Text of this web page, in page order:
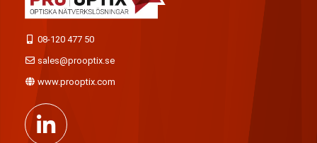
08-120 477 50
sales@prooptix.se
www.prooptix.com